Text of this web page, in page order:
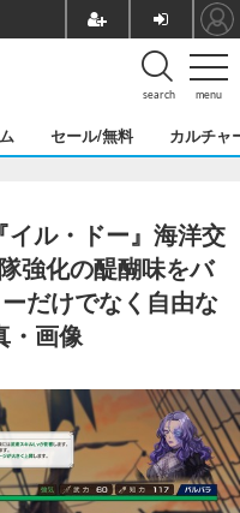
menu
search
セール/無料 カルチャ
ル・ドー』海洋交
強化の醍醐味をバ
だけでなく自由な
・画像